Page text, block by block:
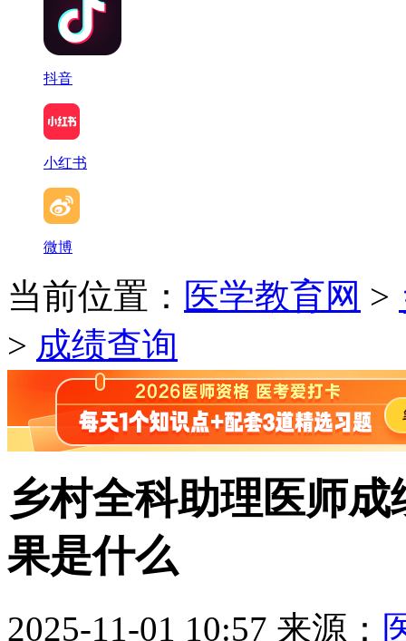
抖音
小红书
微博
当前位置： 医学教育网 >
> 成绩查询
乡村全科助理医师
果是什么
2025-11-01 10:57 来源：